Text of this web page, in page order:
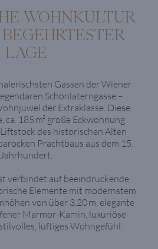
WOHNKULTUR
LAGE
Gassen der Wiener
Schönlaterngasse –
der Extraklasse. Diese
ca. 185 m² große Eckwohnung
des historischen Alten
Prachtbaus aus dem 15.
Jahrhundert.
verbindet auf beeindruckende
Elemente mit modernstem
von über 3,20 m, elegante
Marmor-Kamin, luxuriöse
luftiges Wohngefühl.